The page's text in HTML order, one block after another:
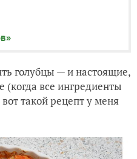
голубцы — и настоящие,
все ингредиенты
такой рецепт у меня